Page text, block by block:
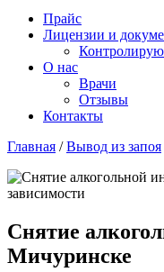
Прайс
Лицензии и
О нас
Врачи
Отзывы
Контакты
Главная /Вывод из запоя
Снятие
Мичуринске